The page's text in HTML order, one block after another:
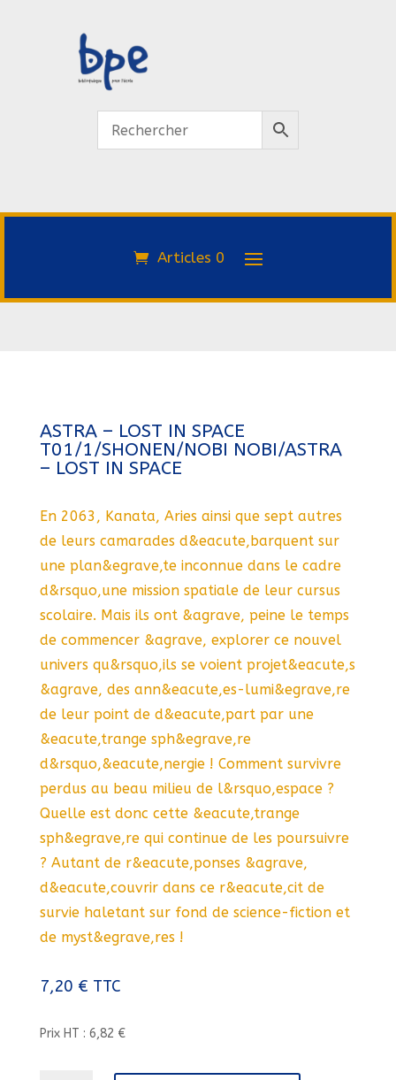
Articles 0
ASTRA – LOST IN SPACE
T01/1/SHONEN/NOBI NOBI/ASTRA
– LOST IN SPACE
En 2063, Kanata, Aries ainsi que sept autres
de leurs camarades d&eacute,barquent sur
une plan&egrave,te inconnue dans le cadre
d&rsquo,une mission spatiale de leur cursus
scolaire. Mais ils ont &agrave, peine le temps
de commencer &agrave, explorer ce nouvel
univers qu&rsquo,ils se voient projet&eacute,s
&agrave, des ann&eacute,es-lumi&egrave,re
de leur point de d&eacute,part par une
&eacute,trange sph&egrave,re
d&rsquo,&eacute,nergie ! Comment survivre
perdus au beau milieu de l&rsquo,espace ?
Quelle est donc cette &eacute,trange
sph&egrave,re qui continue de les poursuivre
? Autant de r&eacute,ponses &agrave,
d&eacute,couvrir dans ce r&eacute,cit de
survie haletant sur fond de science-fiction et
de myst&egrave,res !
7,20 € TTC
Prix HT : 6,82 €